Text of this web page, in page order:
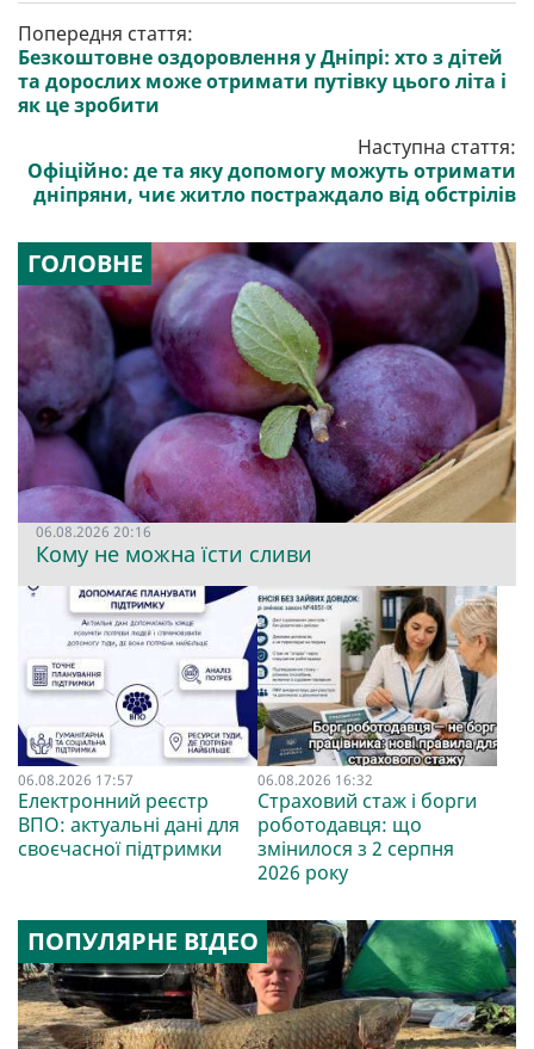
Попередня стаття:
Безкоштовне оздоровлення у Дніпрі: хто з дітей
та дорослих може отримати путівку цього літа і
як це зробити
Наступна стаття:
Офіційно: де та яку допомогу можуть отримати
дніпряни, чиє житло постраждало від обстрілів
ГОЛОВНЕ
06.08.2026 20:16
Кому не можна їсти сливи
06.08.2026 17:57
Електронний реєстр
ВПО: актуальні дані для
своєчасної підтримки
06.08.2026 16:32
Страховий стаж і борги
роботодавця: що
змінилося з 2 серпня
2026 року
ПОПУЛЯРНЕ ВІДЕО